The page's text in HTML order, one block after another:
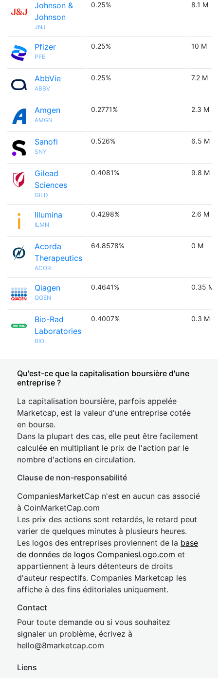
Johnson &
Johnson
JNJ
0.25% 8.1 M
Pfizer
PFE
0.25% 10 M
AbbVie
ABBV
0.25% 7.2 M
Amgen
AMGN
0.2771% 2.3 M
Sanofi
SNY
0.526% 6.5 M
Gilead
Sciences
GILD
0.4081% 9.8 M
Illumina
ILMN
0.4298% 2.6 M
Acorda
Therapeutics
ACOR
64.8578% 0 M
Qiagen
QGEN
0.4641% 0.35 M
Bio-Rad
Laboratories
BIO
0.4007% 0.3 M
Qu'est-ce que la capitalisation boursière d'une
entreprise ?
La capitalisation boursière, parfois appelée
Marketcap, est la valeur d'une entreprise cotée
en bourse.
Dans la plupart des cas, elle peut être facilement
calculée en multipliant le prix de l'action par le
nombre d'actions en circulation.
Clause de non-responsabilité
CompaniesMarketCap n'est en aucun cas associé
à CoinMarketCap.com
Les prix des actions sont retardés, le retard peut
varier de quelques minutes à plusieurs heures.
Les logos des entreprises proviennent de la base
de données de logos CompaniesLogo.com et
appartiennent à leurs détenteurs de droits
d'auteur respectifs. Companies Marketcap les
affiche à des fins éditoriales uniquement.
Contact
Pour toute demande ou si vous souhaitez
signaler un problème, écrivez à
hello@8marketcap.com
Liens